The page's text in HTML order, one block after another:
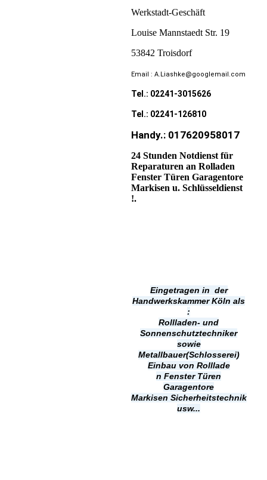
Werkstadt-Geschäft
Louise Mannstaedt Str. 19
53842 Troisdorf
Email : A.Liashke@googlemail.com
Tel.: 02241-3015626
Tel.: 02241-126810
Handy.: 017620958017
24 Stunden Notdienst für
Reparaturen an Rolladen
Fenster Türen Garagentore
Markisen u. Schlüsseldienst
!.
Eingetragen in der
Handwerkskammer Köln als
:
Rollladen- und
Sonnenschutztechniker
sowie
Metallbauer(Schlosserei)
Einbau von Rolllade
nFenster Türen
Garagentore
Markisen Sicherheitstechnik
usw...